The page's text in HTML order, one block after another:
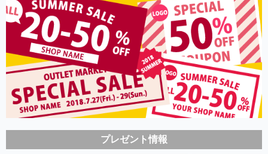
プレゼント情報